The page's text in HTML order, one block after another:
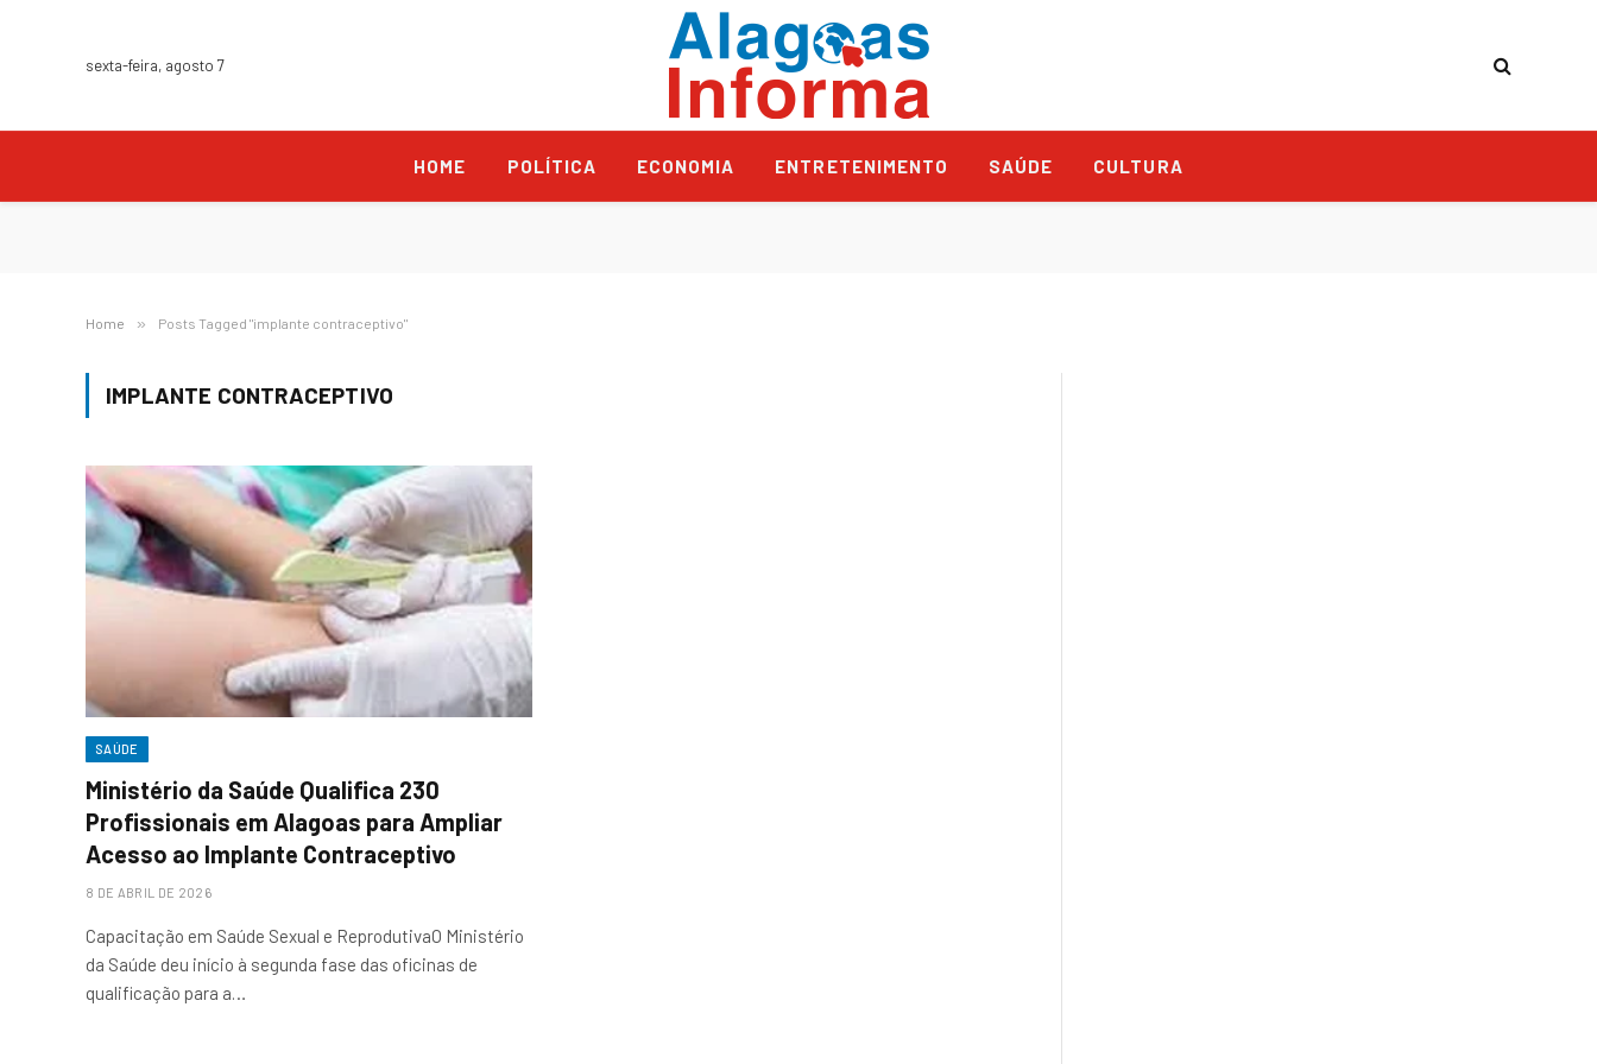
sexta-feira, agosto 7
HOME POLÍTICA ECONOMIA ENTRETENIMENTO SAÚDE CULTURA
Home » Posts Tagged "implante contraceptivo"
IMPLANTE CONTRACEPTIVO
SAÚDE
Ministério da Saúde Qualifica 230
Profissionais em Alagoas para Ampliar
Acesso ao Implante Contraceptivo
8 DE ABRIL DE 2026
Capacitação em Saúde Sexual e ReprodutivaO Ministério
da Saúde deu início à segunda fase das oficinas de
qualificação para a…